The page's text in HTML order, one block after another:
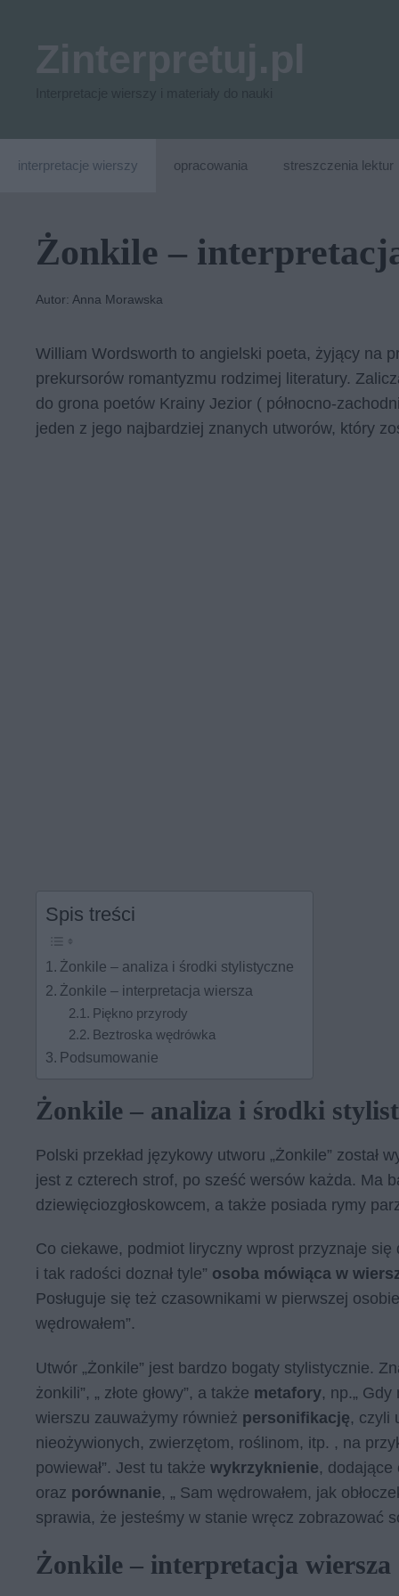
interpretacje wierszy opracowania streszczenia lektur
Żonkile –
Autor: Anna Morawska
William Wordsworth to angielski poeta, żyjący na
prekursorów romantyzmu rodzimej literatury.
do grona poetów Krainy Jezior ( północno-
jeden z jego najbardziej znanych utworów, który
Spis treści
Żonkile – analiza i środki stylistyczne
Żonkile – interpretacja wiersza
Piękno przyrody
Beztroska wędrówka
Podsumowanie
Żonkile – analiza i środki
Polski przekład językowy utworu „Żonkile”
jest z czterech strof, po sześć wersów każda. Ma
dziewięciozgłoskowcem, a także posiada rymy
Co ciekawe, podmiot liryczny wprost przyznaje się
i tak ra­do­ści do­znał tyle” osoba mówiąca w
Posługuje się też czasownikami w pierwszej
wędrowałem”.
Utwór „Żonkile” jest bardzo bogaty stylistycznie.
żonkili”, „ złote głowy”, a także metafory, np.„ Gdy
wierszu zauważymy również personifikację, czyli
nieożywionych, zwierzętom, roślinom, itp. , na
powiewał”. Jest tu także wykrzyknienie, dodające
oraz porównanie, „ Sam wędrowałem, jak
sprawia, że jesteśmy w stanie wręcz zobrazować
Żonkile – interpretacja wiersza